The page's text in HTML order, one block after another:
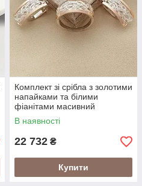
Комплект зі срібла з золотими
напайками та білими
фіанітами масивний
В наявності
22 732 ₴
Купити